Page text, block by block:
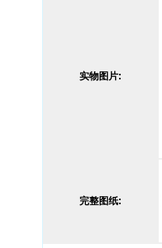
实物图片:
完整图纸: